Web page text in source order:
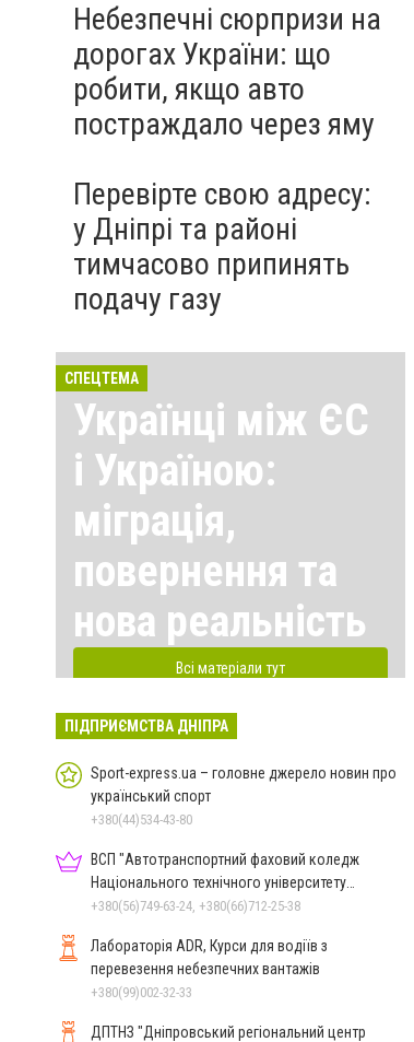
Небезпечні сюрпризи на
дорогах України: що
робити, якщо авто
постраждало через яму
Перевірте свою адресу:
у Дніпрі та районі
тимчасово припинять
подачу газу
СПЕЦТЕМА
Українці між ЄС
і Україною:
міграція,
повернення та
нова реальність
Всі матеріали тут
ПІДПРИЄМСТВА ДНІПРА
Sport-express.ua – головне джерело новин про
український спорт
+380(44)534-43-80
ВСП "Автотранспортний фаховий коледж
Національного технічного університету
"Дніпровська політехніка"
+380(56)749-63-24, +380(66)712-25-38
Лабораторія ADR, Курси для водіїв з
перевезення небезпечних вантажів
+380(99)002-32-33
ДПТНЗ "Дніпровський регіональний центр